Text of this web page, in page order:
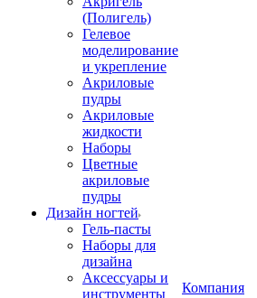
(Полигель)
Гелевое
моделирование
и укрепление
Акриловые
пудры
Акриловые
жидкости
Наборы
Цветные
акриловые
пудры
Дизайн ногтей
Гель-пасты
Наборы для
дизайна
Аксессуары и
инструменты
Компания